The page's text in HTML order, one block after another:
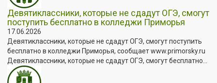
Девятиклассники, которые не сдадут ОГЭ, смогут
поступить бесплатно в колледжи Приморья
17.06.2026
Девятиклассники, которые не сдадут ОГЭ, смогут поступить
бесплатно в колледжи Приморья, сообщает www.primorsky.ru
Девятиклассники, которые не сдадут ОГЭ, смогут бесплатно...